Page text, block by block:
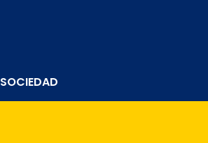
SOCIEDAD